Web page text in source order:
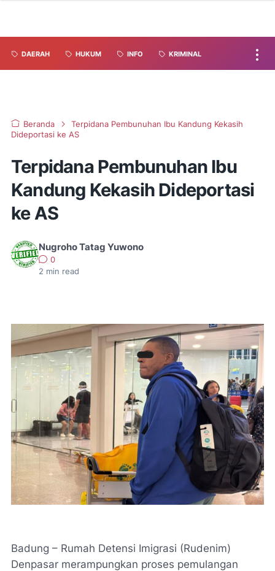
DAERAH HUKUM INFO KRIMINAL
Beranda
Terpidana Pembunuhan Ibu Kandung Kekasih
Dideportasi ke AS
Terpidana Pembunuhan Ibu
Kandung Kekasih Dideportasi
ke AS
Nugroho Tatag Yuwono
0
2 min read
Badung – Rumah Detensi Imigrasi (Rudenim)
Denpasar merampungkan proses pemulangan